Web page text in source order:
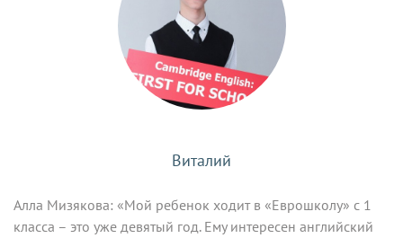
Виталий
Алла Мизякова: «Мой ребенок ходит в «Еврошколу» с 1
класса – это уже девятый год. Ему интересен английский